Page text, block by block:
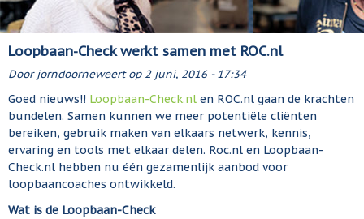
Loopbaan-Check werkt samen met ROC.nl
Doorjorndoorneweertop 2 juni, 2016 - 17:34
Goed nieuws!! Loopbaan-Check.nl en ROC.nl gaan de krachten
bundelen. Samen kunnen we meer potentiële cliënten
bereiken, gebruik maken van elkaars netwerk, kennis,
ervaring en tools met elkaar delen. Roc.nl en Loopbaan-
Check.nl hebben nu één gezamenlijk aanbod voor
loopbaancoaches ontwikkeld.
Wat is de Loopbaan-Check